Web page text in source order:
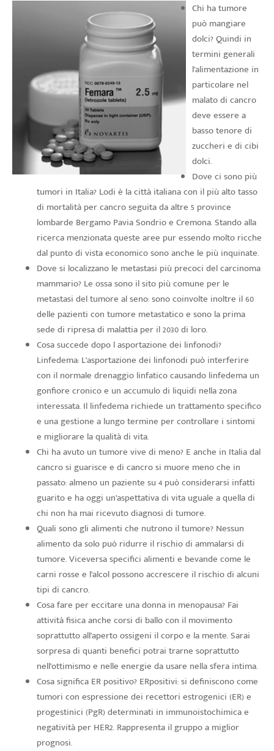
Chi ha tumore
può mangiare
dolci? Quindi in
termini generali
l’alimentazione in
particolare nel
malato di cancro
deve essere a
basso tenore di
zuccheri e di cibi
dolci.
Dove ci sono più
tumori in Italia? Lodi è la città italiana con il più alto tasso
di mortalità per cancro seguita da altre 5 province
lombarde Bergamo Pavia Sondrio e Cremona. Stando alla
ricerca menzionata queste aree pur essendo molto ricche
dal punto di vista economico sono anche le più inquinate.
Dove si localizzano le metastasi più precoci del carcinoma
mammario? Le ossa sono il sito più comune per le
metastasi del tumore al seno: sono coinvolte inoltre il 60
delle pazienti con tumore metastatico e sono la prima
sede di ripresa di malattia per il 2030 di loro.
Cosa succede dopo l asportazione dei linfonodi?
Linfedema: L’asportazione dei linfonodi può interferire
con il normale drenaggio linfatico causando linfedema un
gonfiore cronico e un accumulo di liquidi nella zona
interessata. Il linfedema richiede un trattamento specifico
e una gestione a lungo termine per controllare i sintomi
e migliorare la qualità di vita.
Chi ha avuto un tumore vive di meno? E anche in Italia dal
cancro si guarisce e di cancro si muore meno che in
passato: almeno un paziente su 4 può considerarsi infatti
guarito e ha oggi un’aspettativa di vita uguale a quella di
chi non ha mai ricevuto diagnosi di tumore.
Quali sono gli alimenti che nutrono il tumore? Nessun
alimento da solo può ridurre il rischio di ammalarsi di
tumore. Viceversa specifici alimenti e bevande come le
carni rosse e l’alcol possono accrescere il rischio di alcuni
tipi di cancro.
Cosa fare per eccitare una donna in menopausa? Fai
attività fisica anche corsi di ballo con il movimento
soprattutto all’aperto ossigeni il corpo e la mente. Sarai
sorpresa di quanti benefici potrai trarne soprattutto
nell’ottimismo e nelle energie da usare nella sfera intima.
Cosa significa ER positivo? ERpositivi: si definiscono come
tumori con espressione dei recettori estrogenici (ER) e
progestinici (PgR) determinati in immunoistochimica e
negatività per HER2. Rappresenta il gruppo a miglior
prognosi.